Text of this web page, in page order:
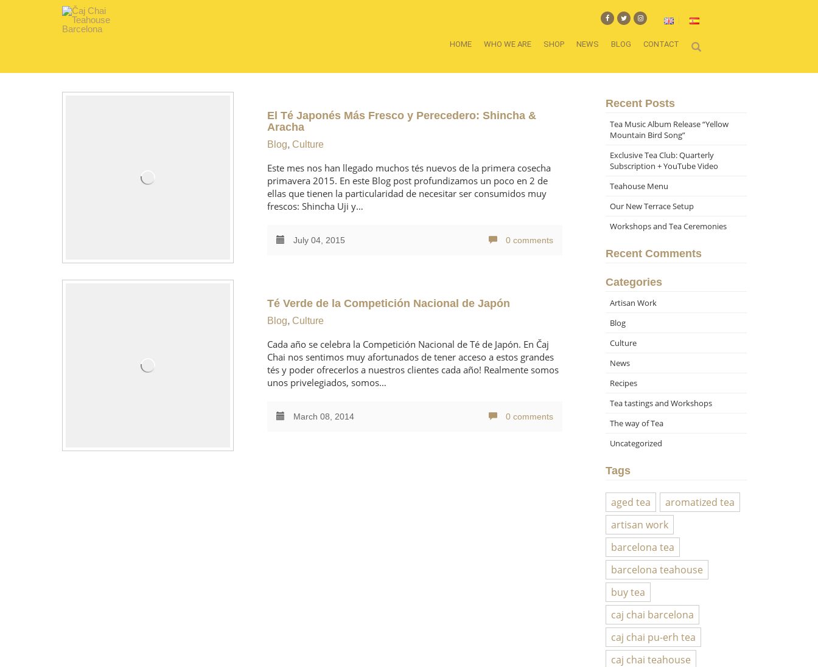
HOME WHO WE ARE SHOP NEWS BLOG CONTACT
El Té Japonés Más Fresco y Perecedero: Shincha &
Aracha
Blog, Culture
Este mes nos han llegado muchos tés nuevos de la primera cosecha
primavera 2015. En este Blog post profundizamos un poco en 2 de
ellas que tienen la particularidad de necesitar ser consumidos muy
frescos: Shincha Uji y…
July 04, 2015 0 comments
Té Verde de la Competición Nacional de Japón
Blog, Culture
Cada año se celebra la Competición Nacional de Té de Japón. En Čaj
Chai nos sentimos muy afortunados de tener acceso a estos grandes
tés y poder ofrecerlos a nuestros clientes cada año! Realmente somos
unos privelegiados, somos…
March 08, 2014 0 comments
Recent Posts
Tea Music Album Release “Yellow
Mountain Bird Song”
Exclusive Tea Club: Quarterly
Subscription + YouTube Video
Teahouse Menu
Our New Terrace Setup
Workshops and Tea Ceremonies
Recent Comments
Categories
Artisan Work
Blog
Culture
News
Recipes
Tea tastings and Workshops
The way of Tea
Uncategorized
Tags
aged tea
aromatized tea
artisan work
barcelona tea
barcelona teahouse
buy tea
caj chai barcelona
caj chai pu-erh tea
caj chai teahouse